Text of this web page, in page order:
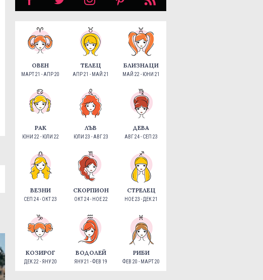
ОВЕН
МАРТ 21 - АПР 20
ТЕЛЕЦ
АПР 21 - МАЙ 21
БЛИЗНАЦИ
МАЙ 22 - ЮНИ 21
РАК
ЮНИ 22 - ЮЛИ 22
ЛЪВ
ЮЛИ 23 - АВГ 23
ДЕВА
АВГ 24 - СЕП 23
ВЕЗНИ
СЕП 24 - ОКТ 23
СКОРПИОН
ОКТ 24 - НОЕ 22
СТРЕЛЕЦ
НОЕ 23 - ДЕК 21
КОЗИРОГ
ДЕК 22 - ЯНУ 20
ВОДОЛЕЙ
ЯНУ 21 - ФЕВ 19
РИБИ
ФЕВ 20 - МАРТ 20